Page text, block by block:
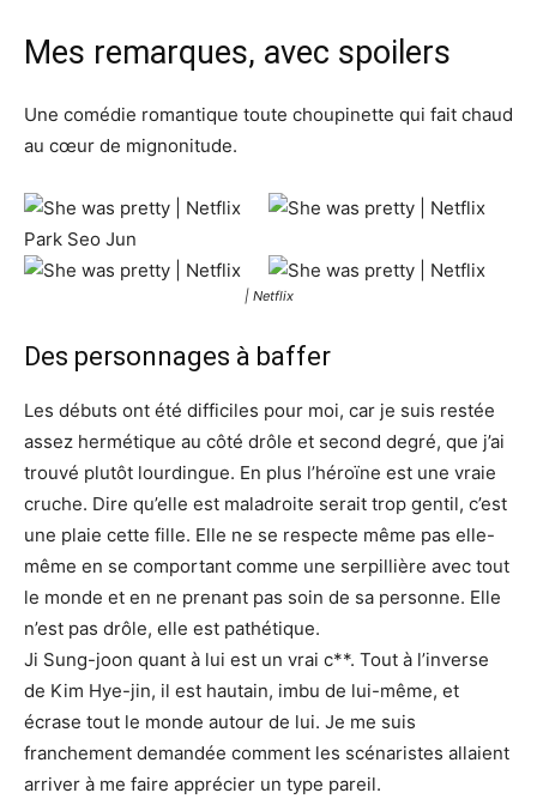
Mes remarques, avec spoilers
Une comédie romantique toute choupinette qui fait chaud
au cœur de mignonitude.
| Netflix
Des personnages à baffer
Les débuts ont été difficiles pour moi, car je suis restée
assez hermétique au côté drôle et second degré, que j’ai
trouvé plutôt lourdingue. En plus l’héroïne est une vraie
cruche. Dire qu’elle est maladroite serait trop gentil, c’est
une plaie cette fille. Elle ne se respecte même pas elle-
même en se comportant comme une serpillière avec tout
le monde et en ne prenant pas soin de sa personne. Elle
n’est pas drôle, elle est pathétique.
Ji Sung-joon quant à lui est un vrai c**. Tout à l’inverse
de Kim Hye-jin, il est hautain, imbu de lui-même, et
écrase tout le monde autour de lui. Je me suis
franchement demandée comment les scénaristes allaient
arriver à me faire apprécier un type pareil.